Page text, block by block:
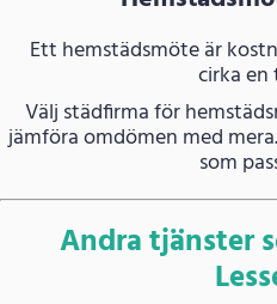
Ett hemstädsmöte är
cirka
Välj städfirma för
jämföra omdömen med
som
Andra tjänster